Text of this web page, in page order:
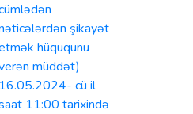
şikayət
hüququnu
müddət)
16.05.2024- cü il
11:00 tarixində